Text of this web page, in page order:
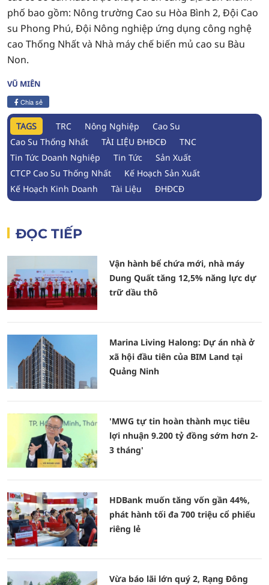
phố bao gồm: Nông trường Cao su Hòa Bình 2, Đội Cao
su Phong Phú, Đội Nông nghiệp ứng dụng công nghệ
cao Thống Nhất và Nhà máy chế biến mủ cao su Bàu
Non.
VŨ MIÊN
Chia sẻ
TAGS TRC Nông Nghiệp
Cao Su
Cao Su Thống Nhất
TÀI LIỆU ĐHĐCĐ
TNC
Tin Tức Doanh Nghiệp
Tin Tức
Sản Xuất
CTCP Cao Su Thống Nhất
Kế Hoạch Sản Xuất
Kế Hoạch Kinh Doanh
Tài Liệu ĐHĐCĐ
ĐỌC TIẾP
Vận hành bể chứa mới, nhà máy
Dung Quất tăng 12,5% năng lực dự
trữ dầu thô
Marina Living Halong: Dự án nhà ở
xã hội đầu tiên của BIM Land tại
Quảng Ninh
'MWG tự tin hoàn thành mục tiêu
lợi nhuận 9.200 tỷ đồng sớm hơn 2-
3 tháng'
HDBank muốn tăng vốn gần 44%,
phát hành tối đa 700 triệu cổ phiếu
riêng lẻ
Vừa báo lãi lớn quý 2, Rạng Đông